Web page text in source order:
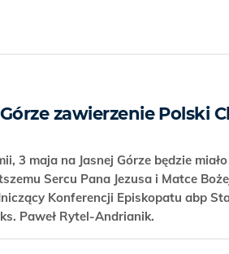
zawierzenie Polski
3 maja na Jasnej Górze będzie
Sercu Pana Jezusa i Matce
Konferencji Episkopatu abp
Paweł Rytel-Andrianik.